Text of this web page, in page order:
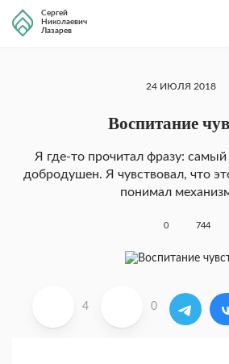
Сергей
Николаевич
Лазарев
24 ИЮЛЯ 2018
Воспитание
Я где-то прочитал фразу:
добродушен. Я чувствовал, что
понимал
0 744
4 0